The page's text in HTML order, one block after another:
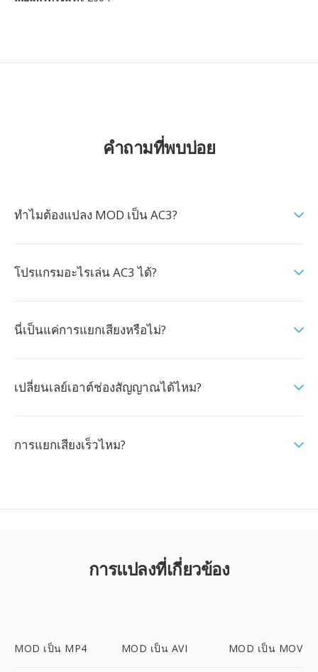
คำถามที่พบบ่อย
ทำไมต้องแปลง MOD เป็น AC3?
โปรแกรมอะไรเล่น AC3 ได้?
นี่เป็นแค่การแยกเสียงหรือไม่?
เปลี่ยนเลย์เอาต์ช่องสัญญาณได้ไหม?
การแยกเสียงเร็วไหม?
การแปลงที่เกี่ยวข้อง
MOD เป็น MP4 MOD เป็น AVI MOD เป็น MOV